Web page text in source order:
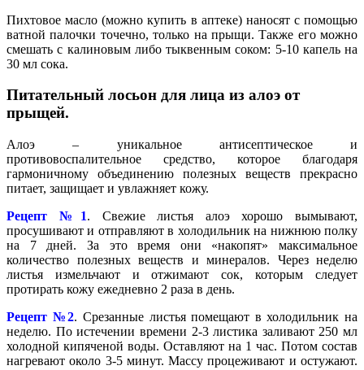
Пихтовое масло (можно купить в аптеке) наносят с помощью
ватной палочки точечно, только на прыщи. Также его можно
смешать с калиновым либо тыквенным соком: 5-10 капель на
30 мл сока.
Питательный лосьон для лица из алоэ от
прыщей.
Алоэ – уникальное антисептическое и
противовоспалительное средство, которое благодаря
гармоничному объединению полезных веществ прекрасно
питает, защищает и увлажняет кожу.
Рецепт №1. Свежие листья алоэ хорошо вымывают,
просушивают и отправляют в холодильник на нижнюю полку
на 7 дней. За это время они «накопят» максимальное
количество полезных веществ и минералов. Через неделю
листья измельчают и отжимают сок, которым следует
протирать кожу ежедневно 2 раза в день.
Рецепт №2. Срезанные листья помещают в холодильник на
неделю. По истечении времени 2-3 листика заливают 250 мл
холодной кипяченой воды. Оставляют на 1 час. Потом состав
нагревают около 3-5 минут. Массу процеживают и остужают.